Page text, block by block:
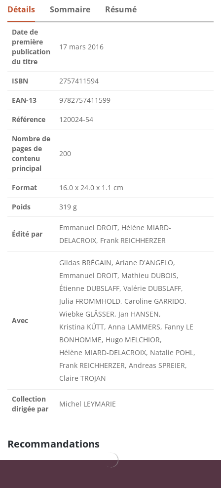
Détails Sommaire Résumé
Date de
première
publication
du titre
17 mars 2016
ISBN 2757411594
EAN-13 9782757411599
Référence 120024-54
Nombre de
pages de
contenu
principal
200
Format 16.0 x 24.0 x 1.1 cm
Poids 319 g
Édité par
Emmanuel DROIT, Hélène MIARD-
DELACROIX, Frank REICHHERZER
Avec
Gildas BRÉGAIN, Ariane D'ANGELO,
Emmanuel DROIT, Mathieu DUBOIS,
Étienne DUBSLAFF, Valérie DUBSLAFF,
Julia FROMMHOLD, Caroline GARRIDO,
Wiebke GLÄSSER, Jan HANSEN,
Kristina KÜTT, Anna LAMMERS, Fanny LE
BONHOMME, Hugo MELCHIOR,
Hélène MIARD-DELACROIX, Natalie POHL,
Frank REICHHERZER, Andreas SPREIER,
Claire TROJAN
Collection
dirigée par
Michel LEYMARIE
Recommandations